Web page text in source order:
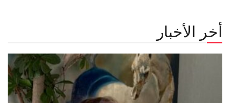
أخر الأخبار